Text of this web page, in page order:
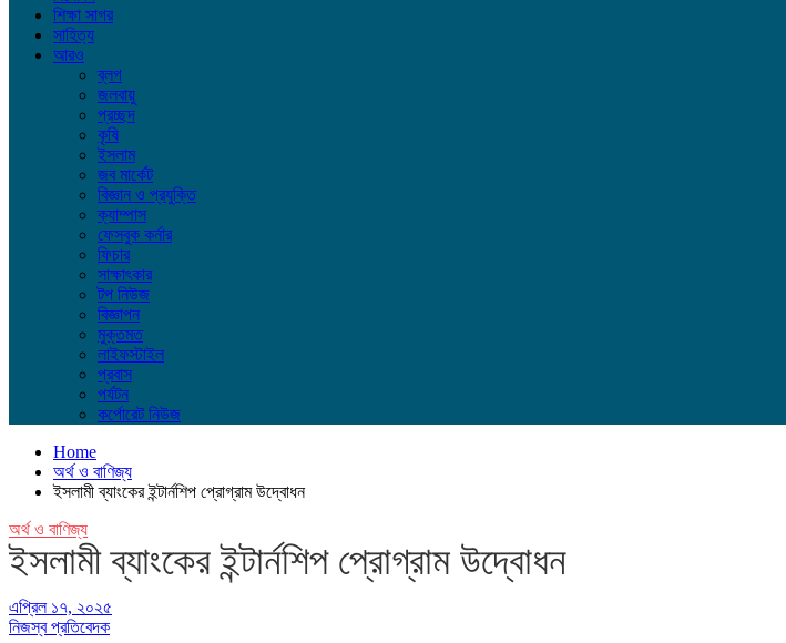
শিক্ষা সাগর
সাহিত্য
আরও
ব্লগ
জলবায়ু
প্রচ্ছদ
কৃষি
ইসলাম
জব মার্কেট
বিজ্ঞান ও প্রযুক্তি
ক্যাম্পাস
ফেসবুক কর্নার
ফিচার
সাক্ষাৎকার
টপ নিউজ
বিজ্ঞাপন
মুক্তমত
লাইফস্টাইল
প্রবাস
পর্যটন
কর্পোরেট নিউজ
Home
অর্থ ও বাণিজ্য
ইসলামী ব্যাংকের ইন্টার্নশিপ প্রোগ্রাম উদ্বোধন
অর্থ ও বাণিজ্য
ইসলামী ব্যাংকের ইন্টার্নশিপ প্রোগ্রাম উদ্বোধন
এপ্রিল ১৭, ২০২৫
নিজস্ব প্রতিবেদক